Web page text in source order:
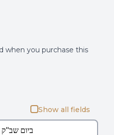
Show all fields
when you purchase this